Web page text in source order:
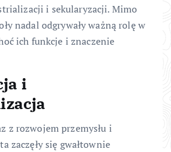
i sekularyzacji. Mimo
nadal odgrywały ważną rolę w
ich funkcje i znaczenie
i
z rozwojem przemysłu i
zaczęły się gwałtownie